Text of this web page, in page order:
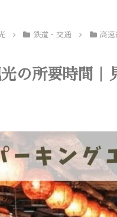
鉄道・交通 高速
の所要時間